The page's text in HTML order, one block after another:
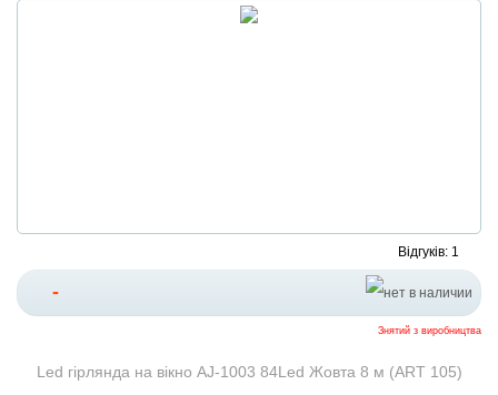
Відгуків: 1
-
Знятий з виробництва
Led гірлянда на вікно AJ-1003 84Led Жовта 8 м (ART 105)